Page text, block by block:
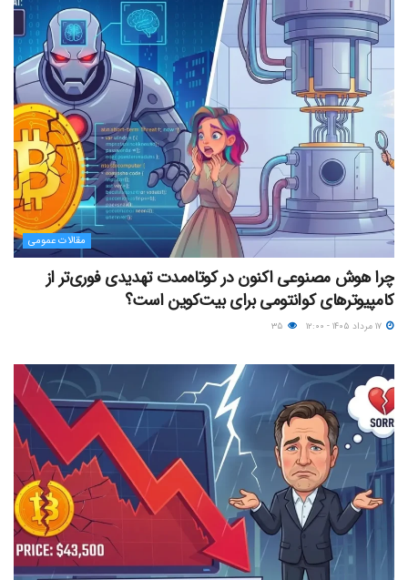
مقالات عمومی
چرا هوش مصنوعی اکنون در کوتاه‌مدت تهدیدی فوری‌تر از
کامپیوترهای کوانتومی برای بیت‌کوین است؟